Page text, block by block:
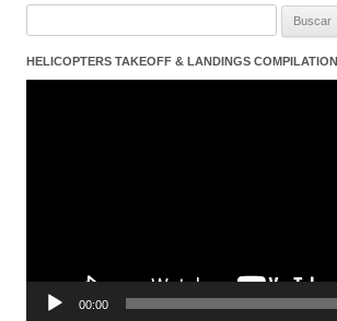
HELICOPTERS TAKEOFF & LANDINGS COMPILATION
00:00